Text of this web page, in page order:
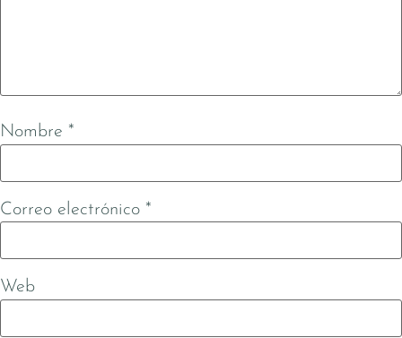
Nombre *
Correo electrónico *
Web